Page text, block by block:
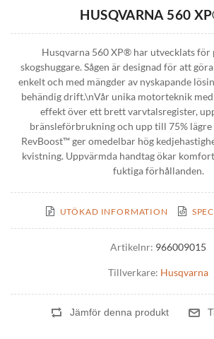
HUSQVARNA 560
Husqvarna 560 XP® har utvecklats för
skogshuggare. Sågen är designad för att
enkelt och med mängder av nyskapande
behändig drift.\nVår unika motorteknik
effekt över ett brett varvtalsregister,
bränsleförbrukning och upp till 75% lägre
RevBoost™ ger omedelbar hög
kvistning. Uppvärmda handtag ökar
fuktiga förhållanden.
UTÖKAD INFORMATION
Artikelnr: 966009015
Tillverkare: Husqvarna